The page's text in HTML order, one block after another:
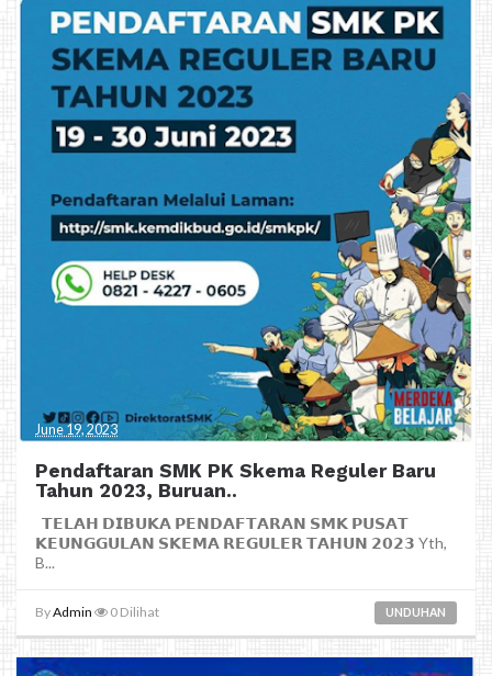
June 19, 2023
Pendaftaran SMK PK Skema Reguler Baru
Tahun 2023, Buruan..
𝗧𝗘𝗟𝗔𝗛 𝗗𝗜𝗕𝗨𝗞𝗔 𝗣𝗘𝗡𝗗𝗔𝗙𝗧𝗔𝗥𝗔𝗡 𝗦𝗠𝗞 𝗣𝗨𝗦𝗔𝗧
𝗞𝗘𝗨𝗡𝗚𝗚𝗨𝗟𝗔𝗡 𝗦𝗞𝗘𝗠𝗔 𝗥𝗘𝗚𝗨𝗟𝗘𝗥 𝗧𝗔𝗛𝗨𝗡 𝟮𝟬𝟮𝟯 Yth,
B...
ByAdmin 0 Dilihat UNDUHAN